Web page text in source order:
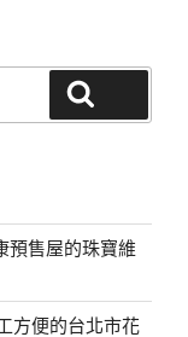
預售屋的珠寶維
方便的台北市花